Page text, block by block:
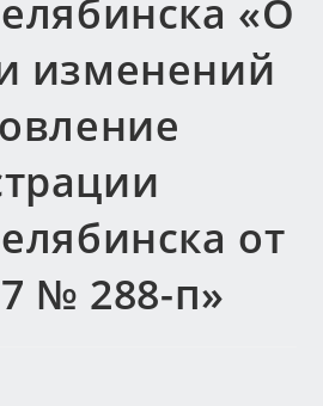
«О
изменений
от
№ 288-п»